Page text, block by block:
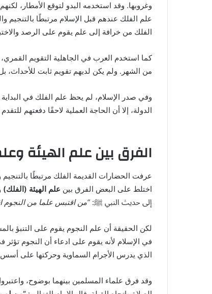
وغروبها. وقد استخدمه البدو لتوقع الأمطار،
علم الفلك عندهم قبل الإسلام مرتبطًا بالتنجيم
الفلك من خرافة إلى علم يقوم على الرصد
كما استخدم العرب في الجاهلية التقويم
من الشهر. ولم يكن لديهم تقويم ثابت للأحداث،
وفي صدر الإسلام، لم يحظ علم الفلك في
الدولة، إلا أن الحاجة العملية لاحقًا دفعتهم
الفرق بين علم الهيئة
عرفت الحضارات القديمة الفلك مرتبطًا
اختلط على البعض الفرق بين علم الهيئة (الفلك)
إلى حديث النبي ﷺ:“من اقتبس علما من النجوم
لكن الحقيقة أن علم النجوم يقوم على التنبؤ
في الإسلام لأنه يقوم على ادعاء أن النجوم تؤثر
الذي يدرس الأجرام السماوية وحركتها على
وقد فرق علماء المسلمين بينهما بوضوح،